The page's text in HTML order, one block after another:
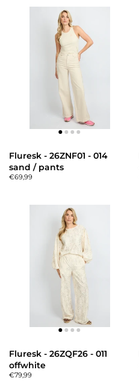
Fluresk - 26ZNF01 - 014
sand / pants
€69,99
Fluresk - 26ZQF26 - 011
offwhite
€79,99